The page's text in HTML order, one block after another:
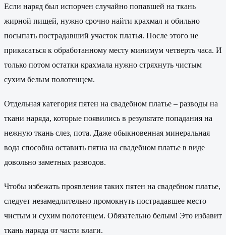
Если наряд был испорчен случайно попавшей на ткань
жирной пищей, нужно срочно найти крахмал и обильно
посыпать пострадавший участок платья. После этого не
прикасаться к обработанному месту минимум четверть часа. И
только потом остатки крахмала нужно стряхнуть чистым
сухим белым полотенцем.
Отдельная категория пятен на свадебном платье – разводы на
ткани наряда, которые появились в результате попадания на
нежную ткань слез, пота. Даже обыкновенная минеральная
вода способна оставить пятна на свадебном платье в виде
довольно заметных разводов.
Чтобы избежать проявления таких пятен на свадебном платье,
следует незамедлительно промокнуть пострадавшее место
чистым и сухим полотенцем. Обязательно белым! Это избавит
ткань наряда от части влаги.